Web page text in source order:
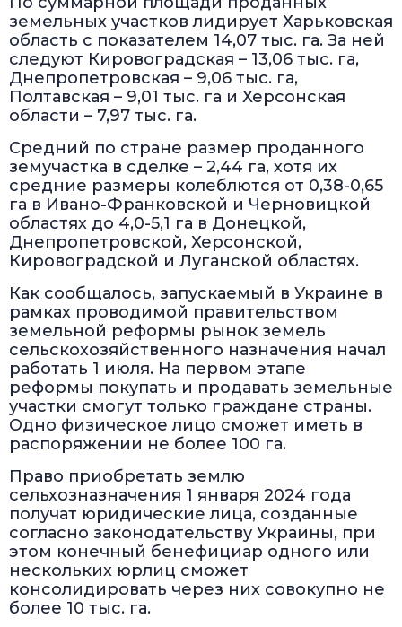
земельных участков лидирует Харьковская
область с показателем 14,07 тыс. га. За ней
следуют Кировоградская – 13,06 тыс. га,
Днепропетровская – 9,06 тыс. га,
Полтавская – 9,01 тыс. га и Херсонская
области – 7,97 тыс. га.
Средний по стране размер проданного
земучастка в сделке – 2,44 га, хотя их
средние размеры колеблются от 0,38-0,65
га в Ивано-Франковской и Черновицкой
областях до 4,0-5,1 га в Донецкой,
Днепропетровской, Херсонской,
Кировоградской и Луганской областях.
Как сообщалось, запускаемый в Украине в
рамках проводимой правительством
земельной реформы рынок земель
сельскохозяйственного назначения начал
работать 1 июля. На первом этапе
реформы покупать и продавать земельные
участки смогут только граждане страны.
Одно физическое лицо сможет иметь в
распоряжении не более 100 га.
Право приобретать землю
сельхозназначения 1 января 2024 года
получат юридические лица, созданные
согласно законодательству Украины, при
этом конечный бенефициар одного или
нескольких юрлиц сможет
консолидировать через них совокупно не
более 10 тыс. га.